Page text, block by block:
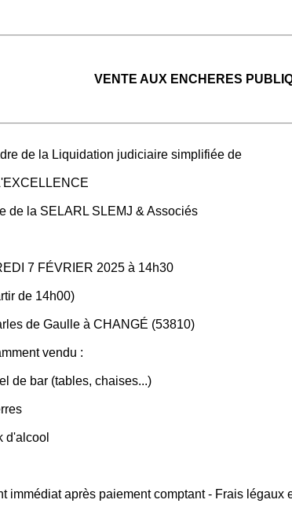
VENTE AUX ENCHERES
de la Liquidation judiciaire simplifiée de
de la SELARL SLEMJ & Associés
7 FÉVRIER 2025 à 14h30
de 14h00)
de Gaulle à CHANGÉ (53810)
vendu :
de bar (tables, chaises...)
d'alcool
immédiat après paiement comptant - Frais légaux